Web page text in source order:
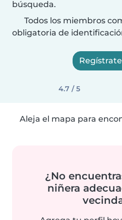
búsqueda.
Todos los miembros
obligatoria de
4.7 / 5
Aleja el mapa para
¿No
niñera